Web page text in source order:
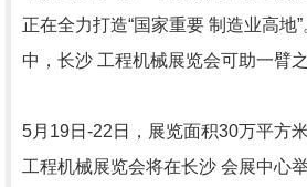
正在全力打造“国家重要 制造业高地
中，长沙 工程机械展览会可助一臂之
5月19日-22日，展览面积30万平方
工程机械展览会将在长沙 会展中心